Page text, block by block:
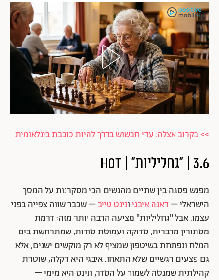
>> בקרוב אצלה: עדי חבשוש בדרך להיות כוכבת בינלאומית
3.6 | "גחליליות" | HOT
מפגש פסגה בין שתיים מהנשים הכי מסקרנות על המסך
הישראלי –דאנה איבגיונינט טייב– שכבר שווה צפייה בפני
עצמו. אבל "גחליליות" מציעה הרבה יותר מזה: דרמת
מסתורין מדברית, סדוקה ועמוסת סודות, שמתרחשת בים
המלח ונפתחת בשיטפון שמציף לא רק מוקשים ישנים, אלא
גם פצעים רגשיים שלא התאחו. איבגי היא דקלה, שוטרת
קהילתית שמנסה לשמור על הסדר, ונינט היא מימי –